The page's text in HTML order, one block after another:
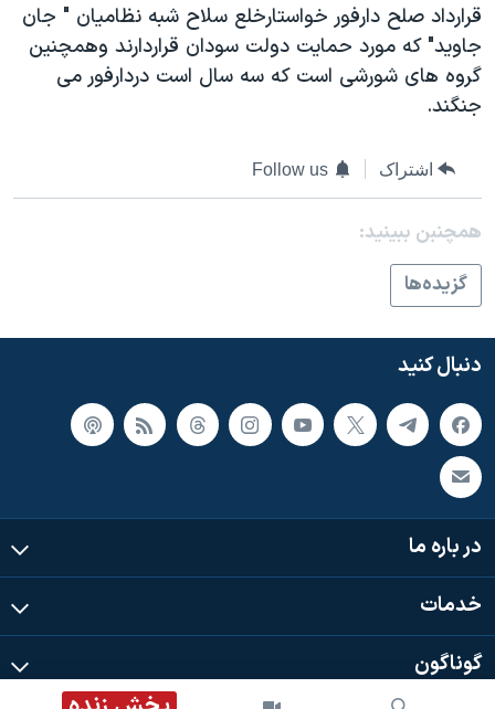
تریبونال مردمی آبان ۹۸
دادگاه حمید نوری
چهل سال گروگان‌گیری
اعتراضات مردمی آبان ۹۸
همایش محافظه‌کاران آمریکا «سی‌پک»
صفحه‌های ویژه
سفر پرزیدنت ترامپ به چین
قرارداد صلح دارفور خواستارخلع سلاح شبه نظاميان " جان
جاويد" که مورد حمايت دولت سودان قراردارند وهمچنين
گروه های شورشی است که سه سال است دردارفور می
جنگند.
اشتراک Follow us
همچنبن ببینید:
گزيده‌ها
دنبال کنید
در باره ما
خدمات
گوناگون